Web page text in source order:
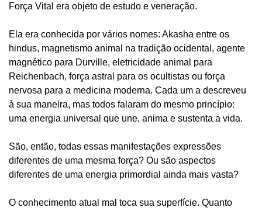
Força Vital era objeto de estudo e veneração.
Ela era conhecida por vários nomes: Akasha entre os
hindus, magnetismo animal na tradição ocidental, agente
magnético para Durville, eletricidade animal para
Reichenbach, força astral para os ocultistas ou força
nervosa para a medicina moderna. Cada um a descreveu
à sua maneira, mas todos falaram do mesmo princípio:
uma energia universal que une, anima e sustenta a vida.
São, então, todas essas manifestações expressões
diferentes de uma mesma força? Ou são aspectos
diferentes de uma energia primordial ainda mais vasta?
O conhecimento atual mal toca sua superfície. Quanto